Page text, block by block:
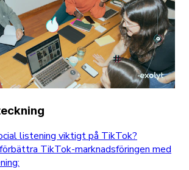
listening viktigt på TikTok?
TikTok-marknadsföringen med